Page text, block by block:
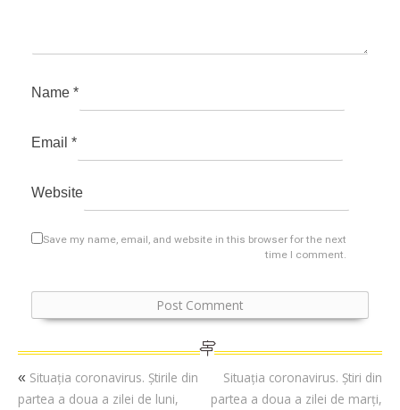
Name *
Email *
Website
Save my name, email, and website in this browser for the next
time I comment.
« Situația coronavirus. Știrile din
partea a doua a zilei de luni,
Situația coronavirus. Știri din
partea a doua a zilei de marți,